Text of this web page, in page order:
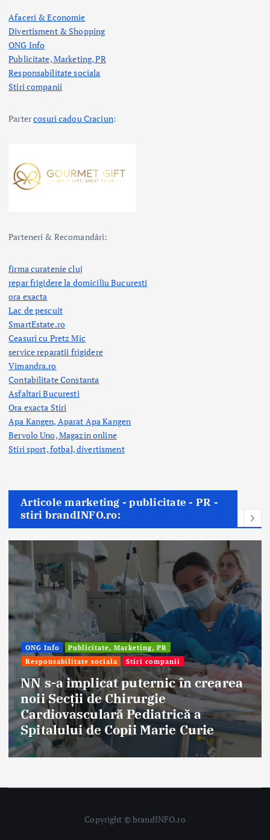
Afaceri & Economie
Divertisment & Shopping
ONG Info
Publicitate, Marketing, PR
Responsabilitate sociala
Stiri companii
Partercosuri cadou Craciun:
Parteneri & Recomandări:
firma curatenie cluj
repar frigidere la domiciliu Bucuresti
ora exacta
Lac de pescuit
SmartEstate.ro
Ceasuri cu Pretz Mic
service reparatii frigidere
Vimandra.ro
Contabilitate Constanta
Asfaltari Bucuresti
Ora exacta Stiri
Apa Kangen, Aparat Apa Kangen
Bervolo Uno, Magazin online
Stiri sport, fotbal,divertisment
Articole marketing - publicitate - PR -
stiri brandINFO.ro:
Afaceri & Economie
Publicitate, Marketing, PR
Stiri companii
Eternal Beauty, fondată la Salonta, a
aniversat 30 de ani în industria
frumuseții
Copyright © brandINFO.ro